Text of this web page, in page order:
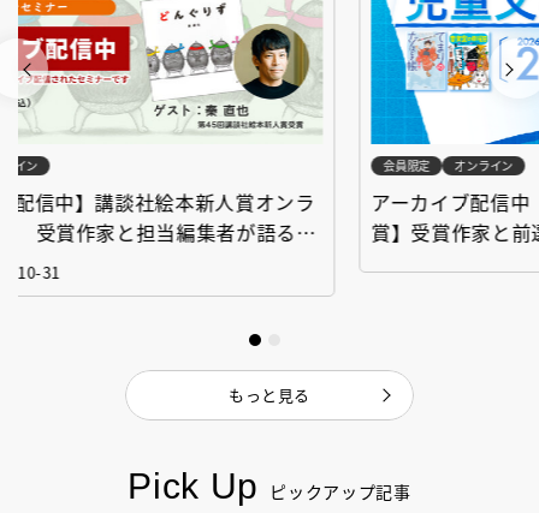
Pick Up ピックアップ記事
会員限定
アーカイブ配信中【第67回講談社児童文学新人
賞】受賞作家と前選考委員に聞く「児童文学創
作セミナー」
会
【
イ
応
もっと見る